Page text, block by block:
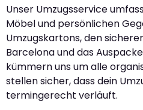
Unser Umzugsservice
Möbel und persönlichen
Umzugskartons, den
Barcelona und das
kümmern uns um alle
stellen sicher, dass dein
termingerecht verläuft.